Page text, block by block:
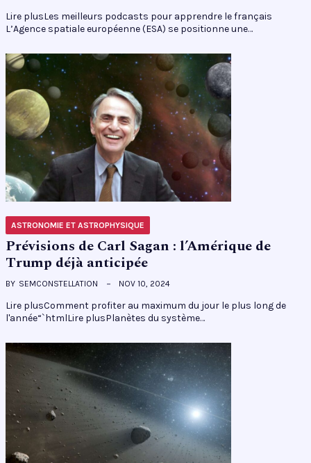
Lire plusLes meilleurs podcasts pour apprendre le français
L’Agence spatiale européenne (ESA) se positionne une…
ASTRONOMIE ET ASTROPHYSIQUE
Prévisions de Carl Sagan : l’Amérique de
Trump déjà anticipée
BY SEMCONSTELLATION NOV 10, 2024
Lire plusComment profiter au maximum du jour le plus long de
l'année“`htmlLire plusPlanètes du système…